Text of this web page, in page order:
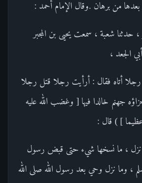
من برهان .وقال الإمام أحمد :
حدثنا شعبة ، سمعت يحيى بن المجبر
الجعد ،
أتاه فقال : أرأيت رجلا قتل رجلا
جهنم خالدا فيها [ وغضب الله عليه
عظيما ] ) قال :
نزل ، ما نسخها شيء حتى قبض رسول
، وما نزل وحي بعد رسول الله صلى الله